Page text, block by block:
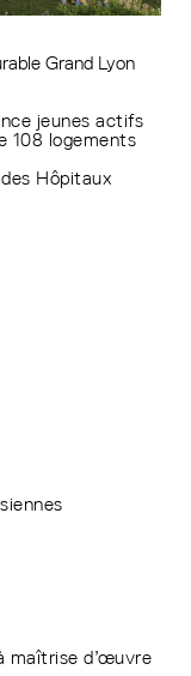
Grand Lyon
jeunes actifs
108 logements
Hôpitaux
maîtrise d’œuvre